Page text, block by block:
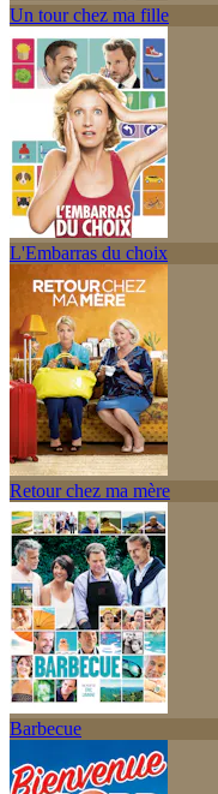
Un tour chez ma fille
L'Embarras du choix
Retour chez ma mère
Barbecue